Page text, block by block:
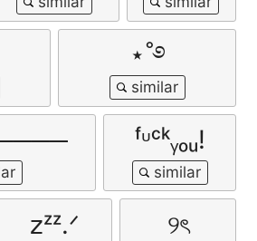
⋆˚࿔
ᶠᶸᶜᵏᵧₒᵤ!
𝗓ᶻᶻ.ᐟ ୨ৎ